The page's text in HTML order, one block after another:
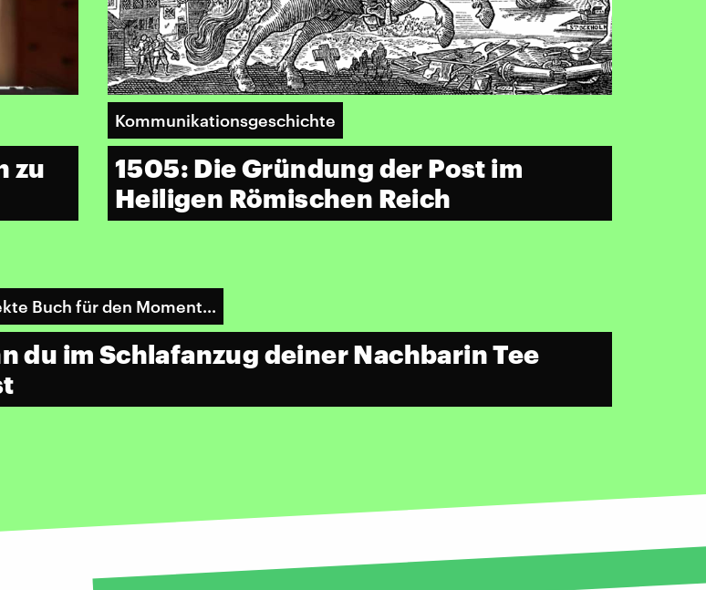
zu
Kommunikationsgeschichte
1505: Die Gründung der Post im
Heiligen Römischen Reich
Buch für den Moment...
du im Schlafanzug deiner Nachbarin Tee